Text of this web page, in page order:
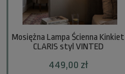
Mosiężna Lampa Ścienna Kinkiet
CLARIS styl VINTED
449,00 zł